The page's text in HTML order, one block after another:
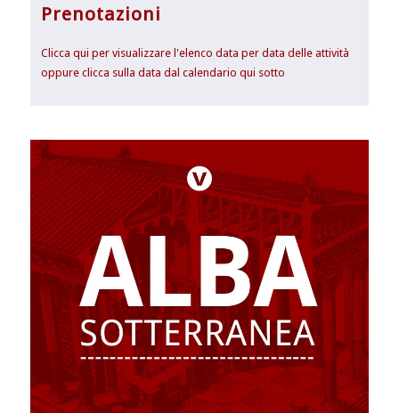
Prenotazioni
Clicca qui per visualizzare l'elenco data per data delle attività
oppure clicca sulla data dal calendario qui sotto